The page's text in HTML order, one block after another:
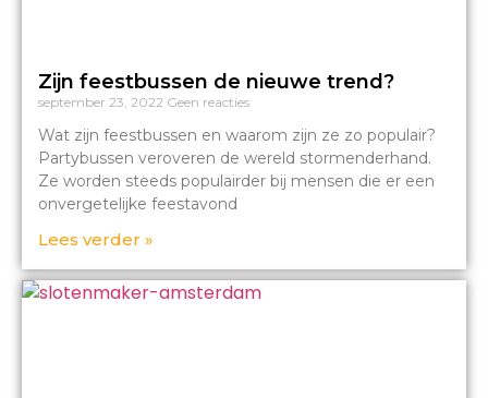
Zijn feestbussen de nieuwe trend?
september 23, 2022 Geen reacties
Wat zijn feestbussen en waarom zijn ze zo populair?
Partybussen veroveren de wereld stormenderhand.
Ze worden steeds populairder bij mensen die er een
onvergetelijke feestavond
Lees verder »